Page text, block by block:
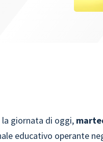
giornata di oggi,
educativo operante